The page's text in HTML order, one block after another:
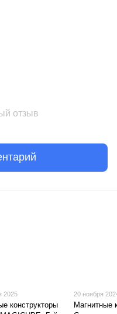
отзыв
2025
конструкторы
20 ноября
Магнитные